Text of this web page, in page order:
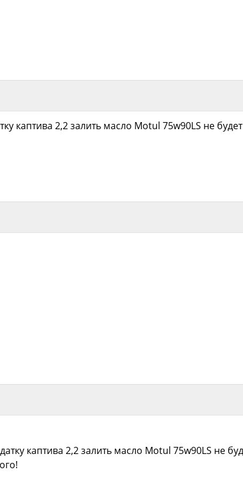
каптива 2,2 залить масло Motul 75w90LS не
каптива 2,2 залить масло Motul 75w90LS не